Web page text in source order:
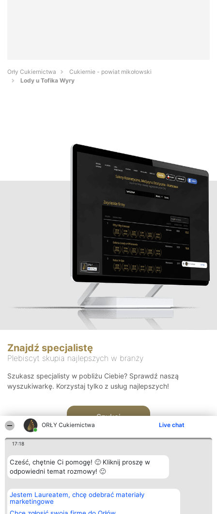
ORŁY Cukiernictwa Live chat
17:18
Cześć, chętnie Ci pomogę! 🙂 Kliknij proszę w
odpowiedni temat rozmowy! 🙂
Jestem Laureatem, chcę odebrać materiały
marketingowe
Orły Cukiernictwa
Cukiernie - powiat mikołowski
Lody u Tofika Wyry
Znajdź specjalistę
Plebiscyt skupia najlepszych w branży
Szukasz specjalisty w pobliżu Ciebie? Sprawdź naszą
wyszukiwarkę. Korzystaj tylko z usług najlepszych!
Szukaj
Organizator plebiscytu
Bright Side Solutions sp. z o.
o. sp. k.
ul. Ruska 22
Plebiscyt
Laureaci
wszystkich
Kontakt
Kontakt